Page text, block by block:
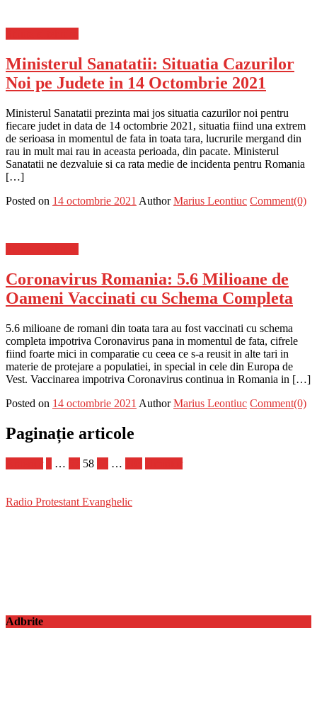
Ministerul Sanatatii: Situatia Cazurilor
Noi pe Judete in 14 Octombrie 2021
Ministerul Sanatatii prezinta mai jos situatia cazurilor noi pentru
fiecare judet in data de 14 octombrie 2021, situatia fiind una extrem
de serioasa in momentul de fata in toata tara, lucrurile mergand din
rau in mult mai rau in aceasta perioada, din pacate. Ministerul
Sanatatii ne dezvaluie si ca rata medie de incidenta pentru Romania
[…]
Posted on 14 octombrie 2021 Author Marius Leontiuc Comment(0)
Coronavirus Romania: 5.6 Milioane de
Oameni Vaccinati cu Schema Completa
5.6 milioane de romani din toata tara au fost vaccinati cu schema
completa impotriva Coronavirus pana in momentul de fata, cifrele
fiind foarte mici in comparatie cu ceea ce s-a reusit in alte tari in
materie de protejare a populatiei, in special in cele din Europa de
Vest. Vaccinarea impotriva Coronavirus continua in Romania in […]
Posted on 14 octombrie 2021 Author Marius Leontiuc Comment(0)
Paginație articole
… 58 …
Radio Protestant Evanghelic
Adbrite